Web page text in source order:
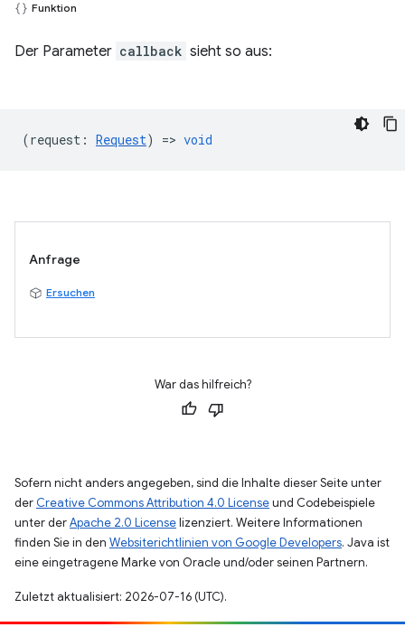
Funktion
Der Parameter callback sieht so aus:
(request : Request) => void
Anfrage
Ersuchen
War das hilfreich?
Sofern nicht anders angegeben, sind die Inhalte dieser Seite unter
der Creative Commons Attribution 4.0 Licenseund Codebeispiele
unter derApache 2.0 Licenselizenziert. Weitere Informationen
finden Sie in den Websiterichtlinien von Google Developers. Java ist
eine eingetragene Marke von Oracle und/oder seinen Partnern.
Zuletzt aktualisiert: 2026-07-16 (UTC).